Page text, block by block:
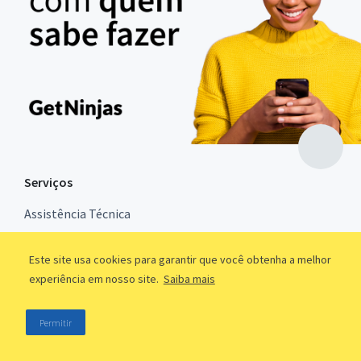
Este site usa cookies para garantir que você obtenha a melhor
experiência em nosso site. Saiba mais
Permitir
Serviços
Assistência Técnica
Consultoria
Design e Tecnologia
Eventos